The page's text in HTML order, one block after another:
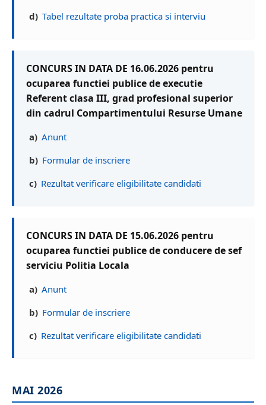
d) Tabel rezultate proba practica si interviu
CONCURS IN DATA DE 16.06.2026 pentru
ocuparea functiei publice de executie
Referent clasa III, grad profesional superior
din cadrul Compartimentului Resurse Umane
a) Anunt
b) Formular de inscriere
c) Rezultat verificare eligibilitate candidati
CONCURS IN DATA DE 15.06.2026 pentru
ocuparea functiei publice de conducere de sef
serviciu Politia Locala
a) Anunt
b) Formular de inscriere
c) Rezultat verificare eligibilitate candidati
MAI 2026